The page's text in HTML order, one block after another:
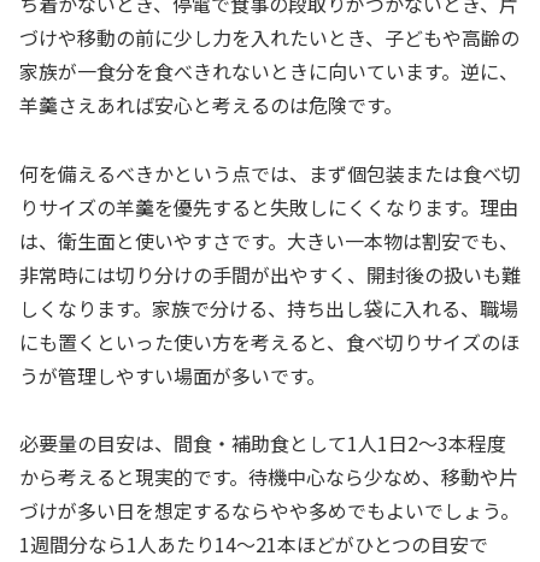
づけや移動の前に少し力を入れたいとき、子どもや高齢の
家族が一食分を食べきれないときに向いています。逆に、
羊羹さえあれば安心と考えるのは危険です。
何を備えるべきかという点では、まず個包装または食べ切
りサイズの羊羹を優先すると失敗しにくくなります。理由
は、衛生面と使いやすさです。大きい一本物は割安でも、
非常時には切り分けの手間が出やすく、開封後の扱いも難
しくなります。家族で分ける、持ち出し袋に入れる、職場
にも置くといった使い方を考えると、食べ切りサイズのほ
うが管理しやすい場面が多いです。
必要量の目安は、間食・補助食として1人1日2〜3本程度
から考えると現実的です。待機中心なら少なめ、移動や片
づけが多い日を想定するならやや多めでもよいでしょう。
1週間分なら1人あたり14〜21本ほどがひとつの目安で